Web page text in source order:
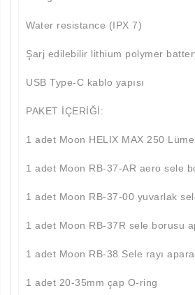
Water resistance (IPX 7)
Şarj edilebilir lithium polymer
USB Type-C kablo yapısı
PAKET İÇERİĞİ:
1 adet Moon HELIX MAX 250
1 adet Moon RB-37-AR aero sele
1 adet Moon RB-37-00 yuvarlak
1 adet Moon RB-37R sele borusu
1 adet Moon RB-38 Sele rayı
1 adet 20-35mm çap O-ring